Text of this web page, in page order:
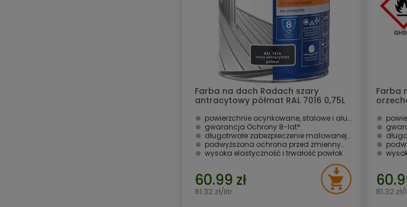
Farba na dach Radach szary
antracytowy półmat RAL 7016 0,75L
powierzchnie ocynkowane, stalowe i aluminiowe
gwarancja Ochrony 8-lat* ­
długotrwałe zabezpieczenie malowanej powierzchni
podwyższona ochrona przed zmiennymi warunkami atmosferycznymi i UV
wysoka elastyczność i trwałość powłok
60.99 zł
81.32 zł/litr
Farba
81.32